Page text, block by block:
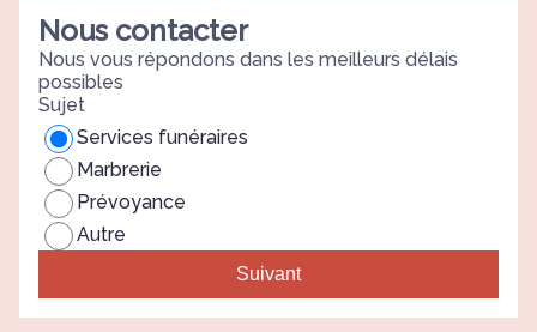
Nous contacter
Nous vous répondons dans les meilleurs délais
possibles
Sujet
Services funéraires
Marbrerie
Prévoyance
Autre
Suivant